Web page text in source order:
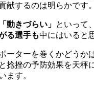
献するのは明らかです。
「動きづらい」 といって、
る選手も中にはいると
ーターを巻くかどうか
捻挫の予防効果を天秤
ます。